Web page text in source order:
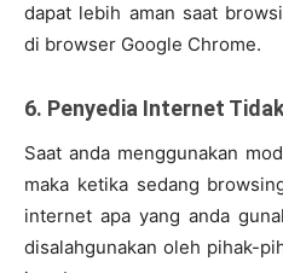
dapat lebih aman saat
di browser Google Chrome.
6. Penyedia Internet
Saat anda menggunakan
maka ketika sedang
internet apa yang anda
disalahgunakan oleh pihak-